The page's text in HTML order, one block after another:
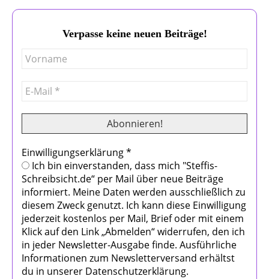
Verpasse keine neuen Beiträge!
Einwilligungserklärung*
Ich bin einverstanden, dass mich "Steffis-
Schreibsicht.de“ per Mail über neue Beiträge
informiert. Meine Daten werden ausschließlich zu
diesem Zweck genutzt. Ich kann diese Einwilligung
jederzeit kostenlos per Mail, Brief oder mit einem
Klick auf den Link „Abmelden“ widerrufen, den ich
in jeder Newsletter-Ausgabe finde. Ausführliche
Informationen zum Newsletterversand erhältst
du in unserer Datenschutzerklärung.